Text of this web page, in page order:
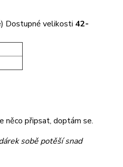
Dostupné velikosti 42-
něco připsat, doptám se.
sobě potěší snad